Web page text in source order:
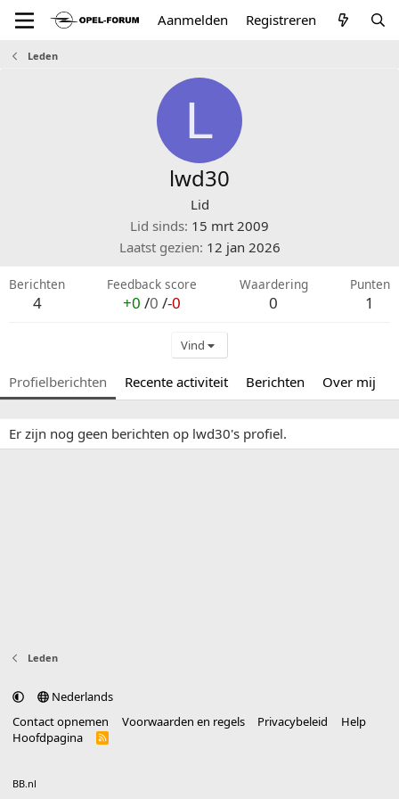
Aanmelden Registreren
Leden
L
lwd30
Lid
Lid sinds 15 mrt 2009
Laatst gezien 12 jan 2026
Berichten
4
Feedback score
+0 /0 /-0
Waardering
0
Punten
1
Vind
Profielberichten Recente activiteit Berichten Over mij
Er zijn nog geen berichten op lwd30's profiel.
Leden
Nederlands
Contact opnemen
Voorwaarden en regels Privacybeleid
Help
Hoofdpagina
R
BB.nl